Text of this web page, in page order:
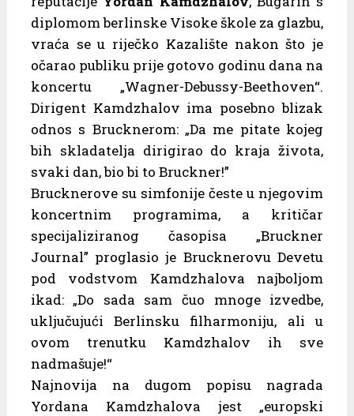
diplomom berlinske Visoke škole za glazbu,
vraća se u riječko Kazalište nakon što je
očarao publiku prije gotovo godinu dana na
koncertu „Wagner-Debussy-Beethoven“.
Dirigent Kamdzhalov ima posebno blizak
odnos s Brucknerom: „Da me pitate kojeg
bih skladatelja dirigirao do kraja života,
svaki dan, bio bi to Bruckner!”
Brucknerove su simfonije česte u njegovim
koncertnim programima, a kritičar
specijaliziranog časopisa „Bruckner
Journal” proglasio je Brucknerovu Devetu
pod vodstvom Kamdzhalova najboljom
ikad: „Do sada sam čuo mnoge izvedbe,
uključujući Berlinsku filharmoniju, ali u
ovom trenutku Kamdzhalov ih sve
nadmašuje!“
Najnovija na dugom popisu nagrada
Yordana Kamdzhalova jest „europski